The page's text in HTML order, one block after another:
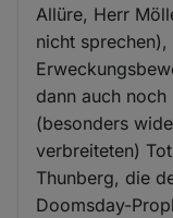
Allüre, Herr
nicht
dann auch
(besonders
verbreiteten)
Thunberg, die
Doomsday-